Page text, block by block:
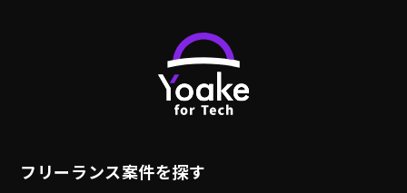
フリーランス案件を探す